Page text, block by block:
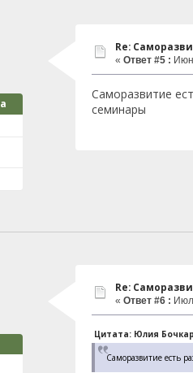
Re:
« Ответ #5 :
Саморазвитие
семинары
Re:
« Ответ #6 :
Цитата: Юлия
Саморазвитие есть